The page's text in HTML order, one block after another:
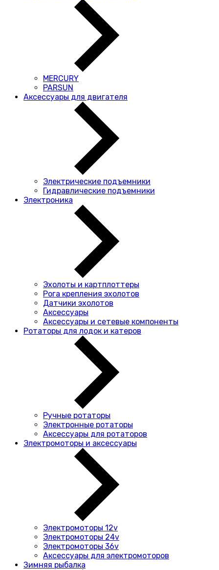
MERCURY
PARSUN
Аксессуары для двигателя
Электрические подъемники
Гидравлические подъемники
Электроника
Эхолоты и картплоттеры
Рога крепления эхолотов
Датчики эхолотов
Аксессуары
Аксессуары и сетевые компоненты
Ротаторы для лодок и катеров
Ручные ротаторы
Электронные ротаторы
Аксессуары для ротаторов
Электромоторы и аксессуары
Электромоторы 12v
Электромоторы 24v
Электромоторы 36v
Аксессуары для электромоторов
Зимняя рыбалка